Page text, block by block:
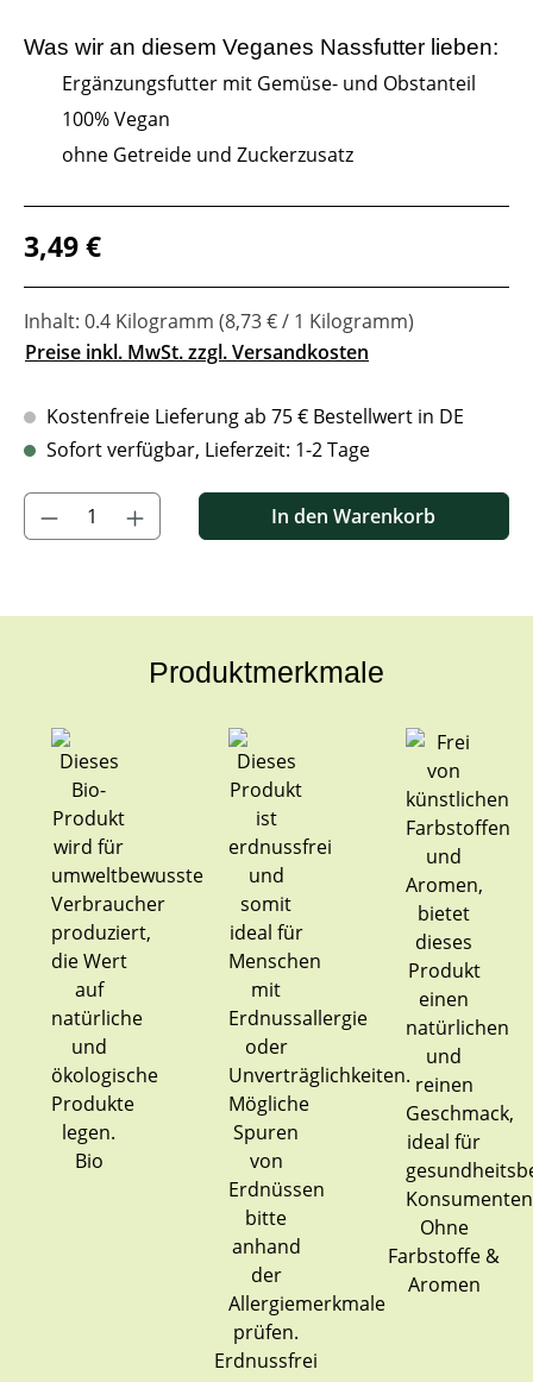
Was wir an diesem Veganes Nassfutter lieben:
Ergänzungsfutter mit Gemüse- und Obstanteil
100% Vegan
ohne Getreide und Zuckerzusatz
Regulärer Preis:
3,49 €
Inhalt: 0.4 Kilogramm (8,73 € / 1 Kilogramm)
Preise inkl. MwSt. zzgl. Versandkosten
Kostenfreie Lieferung ab 75 € Bestellwert in DE
Sofort verfügbar, Lieferzeit: 1-2 Tage
Produkt Anzahl: Gib den gewünschten Wert ein oder benutze
In den Warenkorb
Produktmerkmale
Bio
Erdnussfrei
Ohne
Farbstoffe &
Aromen